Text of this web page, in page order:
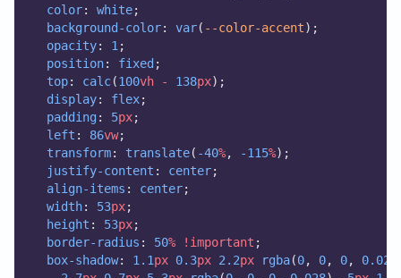
color: white;
background-color: var( --color-accent);
opacity: 1 ;
position: fixed ;
top: calc(100vh - 138px);
display: flex;
padding : 5px;
left : 86vw;
transform: translate( -40%, -115%);
justify-content : center;
align-items : center;
width: 53px;
height : 53px;
border-radius : 50% !important ;
box-shadow: 1.1px 0.3px 2.2px rgba(0, 0, 0, 0.02